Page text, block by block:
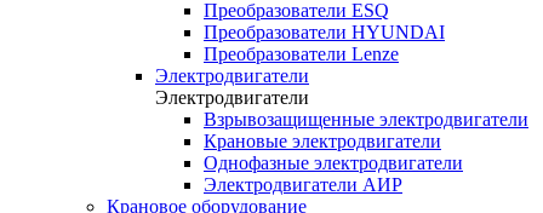
Преобразователи ESQ
Преобразователи HYUNDAI
Преобразователи Lenze
Электродвигатели
Электродвигатели
Взрывозащищенные электродвигатели
Крановые электродвигатели
Однофазные электродвигатели
Электродвигатели АИР
Крановое оборудование